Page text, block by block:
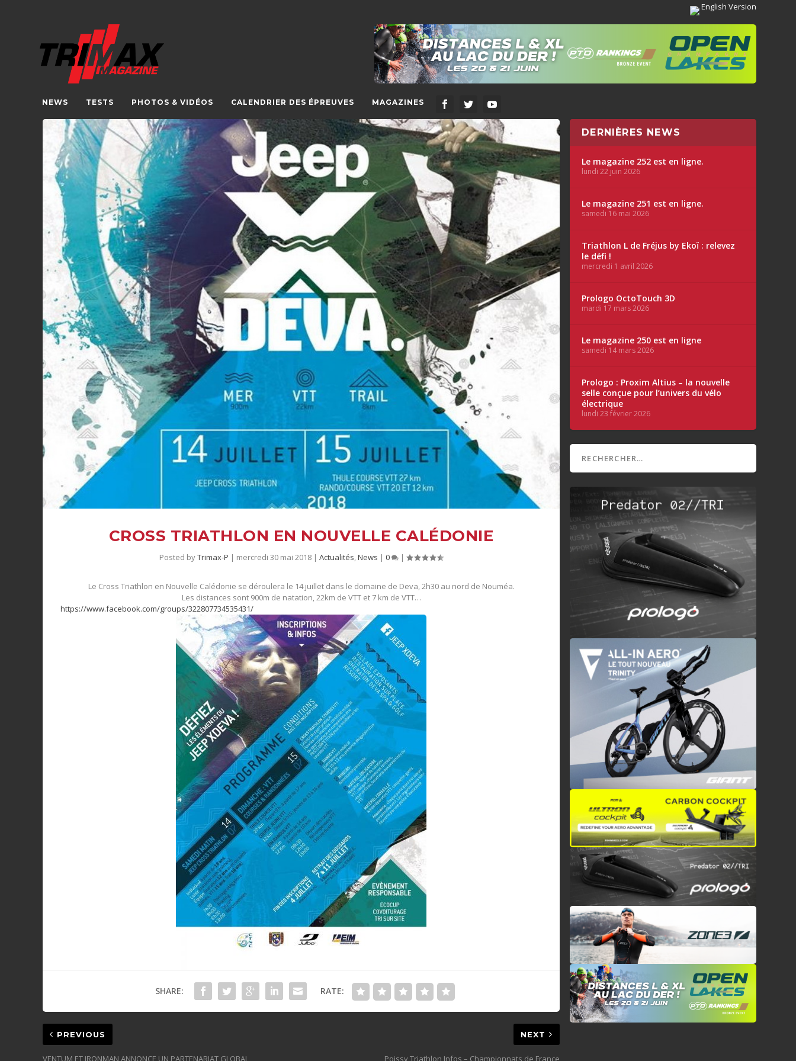
English Version
NEWS TESTS PHOTOS & VIDÉOS CALENDRIER DES ÉPREUVES MAGAZINES
CROSS TRIATHLON EN NOUVELLE CALÉDONIE
Posted byTrimax-P | mercredi 30 mai 2018 |Actualités,News |0 |
Le Cross Triathlon en Nouvelle Calédonie se déroulera le 14 juillet dans le domaine de Deva, 2h30 au nord de Nouméa.
Les distances sont 900m de natation, 22km de VTT et 7 km de VTT…
https://www.facebook.com/groups/322807734535431/
SHARE: RATE:
PREVIOUS
VENTUM ET IRONMAN ANNONCE UN PARTENARIAT GLOBAL
NEXT
Poissy Triathlon Infos – Championnats de France
DERNIÈRES NEWS
Le magazine 252 est en ligne.
lundi 22 juin 2026
Le magazine 251 est en ligne.
samedi 16 mai 2026
Triathlon L de Fréjus by Ekoï : relevez
le défi !
mercredi 1 avril 2026
Prologo OctoTouch 3D
mardi 17 mars 2026
Le magazine 250 est en ligne
samedi 14 mars 2026
Prologo : Proxim Altius – la nouvelle
selle conçue pour l’univers du vélo
électrique
lundi 23 février 2026